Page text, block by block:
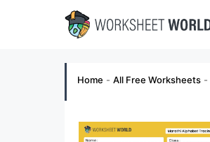
Home - All Free Worksheets -